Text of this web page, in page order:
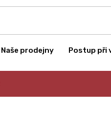
Naše prodejny Postup při